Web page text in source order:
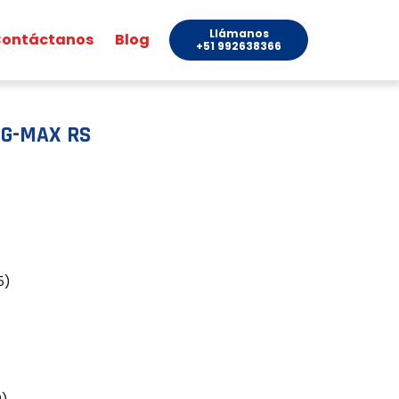
Blog
Llámanos
+51 992638366
MAX RS